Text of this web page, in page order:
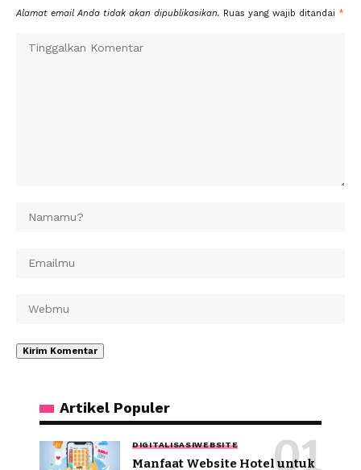
Alamat email Anda tidak akan dipublikasikan. Ruas yang wajib ditandai *
Artikel Populer
DIGITALISASIWEBSITE
Manfaat Website Hotel untuk